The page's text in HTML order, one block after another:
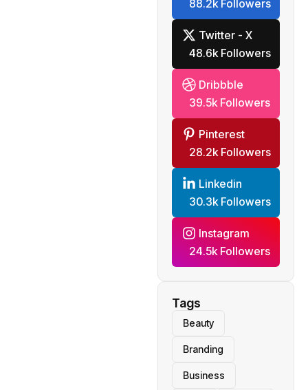
88.2k Followers
Twitter - X
48.6k Followers
Dribbble
39.5k Followers
Pinterest
28.2k Followers
Linkedin
30.3k Followers
Instagram
24.5k Followers
Tags
Beauty
Branding
Business